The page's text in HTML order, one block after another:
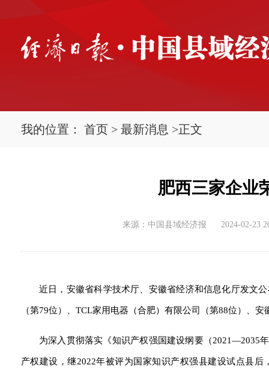
我的位置： 首页 > 最新消息 >正文
肥西三家企业
来源：中国县域经济报 2024-02-23
近日，安徽省科学技术厅、安徽省经济和信息化厅发文
（第79位）、TCL家用电器（合肥）有限公司（第88位）、
为深入贯彻落实《知识产权强国建设纲要（2021—2035
产权建设，继2022年被评为国家知识产权强县建设试点县